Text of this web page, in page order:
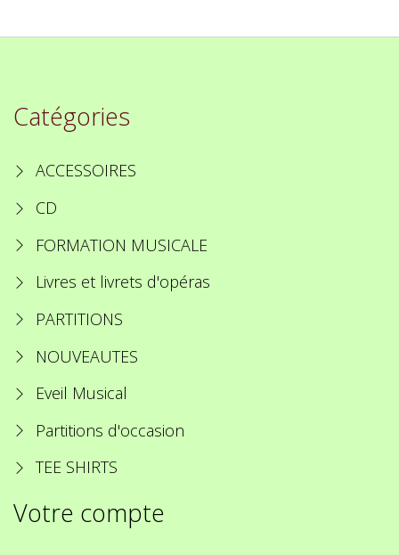
Catégories
ACCESSOIRES
CD
FORMATION MUSICALE
Livres et livrets d'opéras
PARTITIONS
NOUVEAUTES
Eveil Musical
Partitions d'occasion
TEE SHIRTS
Votre compte